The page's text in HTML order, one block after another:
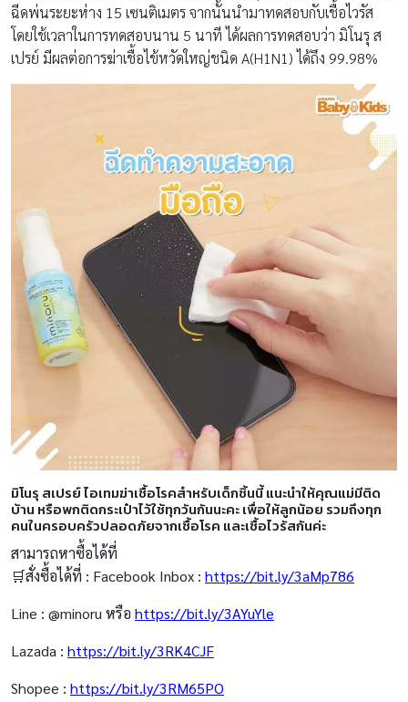
ฉีดพ่นระยะห่าง 15 เซนติเมตร จากนั้นนำมาทดสอบกับเชื้อไวรัส
โดยใช้เวลาในการทดสอบนาน 5 นาที ได้ผลการทดสอบว่า มิโนรุ ส
เปรย์ มีผลต่อการฆ่าเชื้อไข้หวัดใหญ่ชนิด A(H1N1) ได้ถึง 99.98%
มิโนรุ สเปรย์ ไอเทมฆ่าเชื้อโรคสำหรับเด็กชิ้นนี้ แนะนำให้คุณแม่มีติด
บ้าน หรือพกติดกระเป๋าไว้ใช้ทุกวันกันนะคะ เพื่อให้ลูกน้อย รวมถึงทุก
คนในครอบครัวปลอดภัยจากเชื้อโรค และเชื้อไวรัสกันค่ะ
สามารถหาซื้อได้ที่
🛒สั่งซื้อได้ที่ : Facebook Inbox : https://bit.ly/3aMp786
Line : @minoru หรือ https://bit.ly/3AYuYle
Lazada : https://bit.ly/3RK4CJF
Shopee : https://bit.ly/3RM65PO